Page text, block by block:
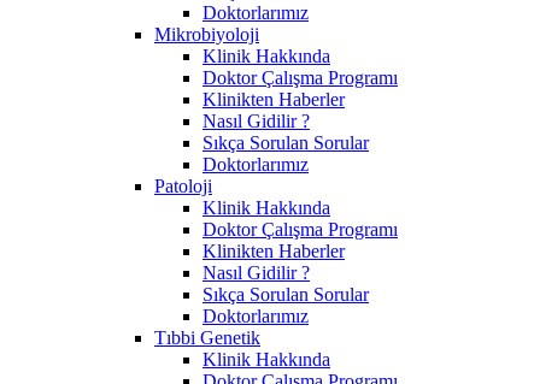
Doktorlarımız
Mikrobiyoloji
Klinik Hakkında
Doktor Çalışma Programı
Klinikten Haberler
Nasıl Gidilir ?
Sıkça Sorulan Sorular
Doktorlarımız
Patoloji
Klinik Hakkında
Doktor Çalışma Programı
Klinikten Haberler
Nasıl Gidilir ?
Sıkça Sorulan Sorular
Doktorlarımız
Tıbbi Genetik
Klinik Hakkında